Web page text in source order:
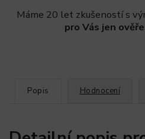
Máme 20 let zkušeností s
pro Vás jen
Popis Hodnocení